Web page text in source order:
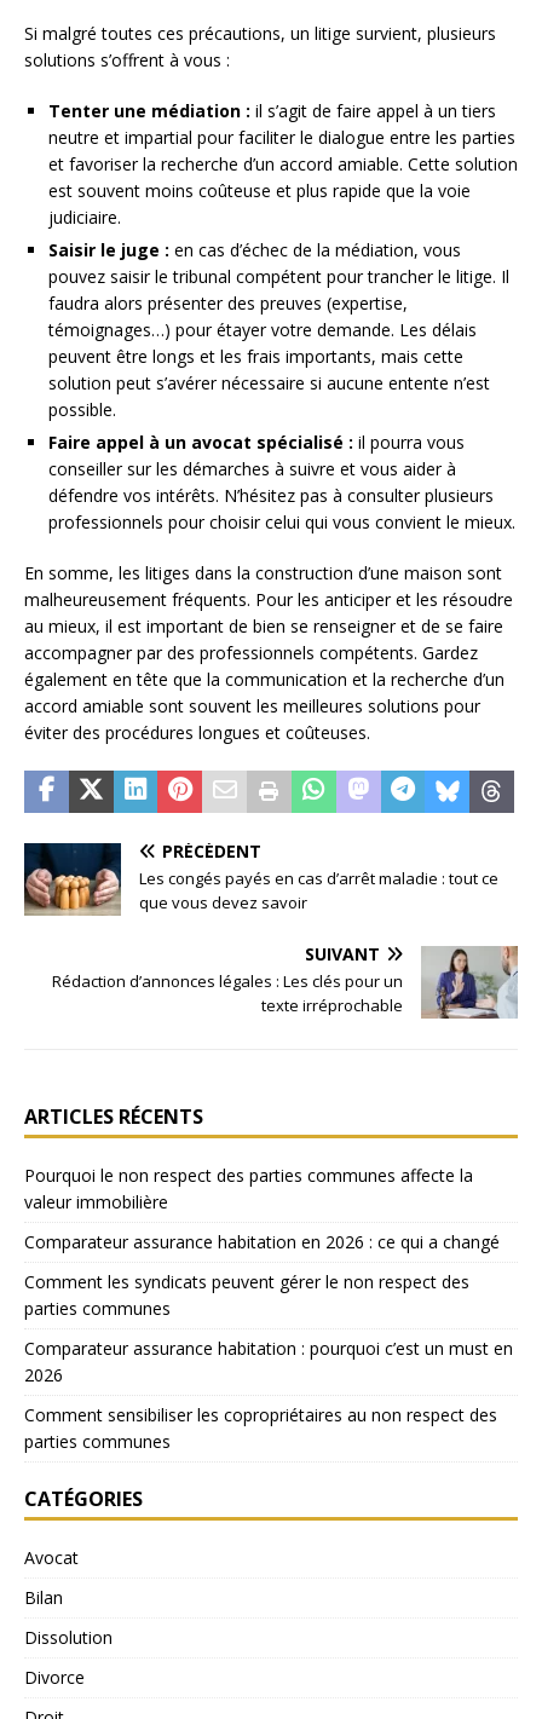
Si malgré toutes ces précautions, un litige survient, plusieurs
solutions s’offrent à vous :
Tenter une médiation : il s’agit de faire appel à un tiers
neutre et impartial pour faciliter le dialogue entre les parties
et favoriser la recherche d’un accord amiable. Cette solution
est souvent moins coûteuse et plus rapide que la voie
judiciaire.
Saisir le juge : en cas d’échec de la médiation, vous
pouvez saisir le tribunal compétent pour trancher le litige. Il
faudra alors présenter des preuves (expertise,
témoignages…) pour étayer votre demande. Les délais
peuvent être longs et les frais importants, mais cette
solution peut s’avérer nécessaire si aucune entente n’est
possible.
Faire appel à un avocat spécialisé : il pourra vous
conseiller sur les démarches à suivre et vous aider à
défendre vos intérêts. N’hésitez pas à consulter plusieurs
professionnels pour choisir celui qui vous convient le mieux.
En somme, les litiges dans la construction d’une maison sont
malheureusement fréquents. Pour les anticiper et les résoudre
au mieux, il est important de bien se renseigner et de se faire
accompagner par des professionnels compétents. Gardez
également en tête que la communication et la recherche d’un
accord amiable sont souvent les meilleures solutions pour
éviter des procédures longues et coûteuses.
PRÉCÉDENT
Les congés payés en cas d’arrêt maladie : tout ce
que vous devez savoir
SUIVANT
Rédaction d’annonces légales : Les clés pour un
texte irréprochable
ARTICLES RÉCENTS
Pourquoi le non respect des parties communes affecte la
valeur immobilière
Comparateur assurance habitation en 2026 : ce qui a changé
Comment les syndicats peuvent gérer le non respect des
parties communes
Comparateur assurance habitation : pourquoi c’est un must en
2026
Comment sensibiliser les copropriétaires au non respect des
parties communes
CATÉGORIES
Avocat
Bilan
Dissolution
Divorce